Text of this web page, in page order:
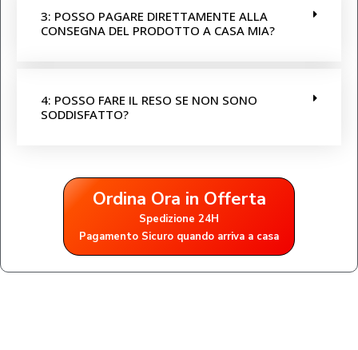
3: POSSO PAGARE DIRETTAMENTE ALLA
CONSEGNA DEL PRODOTTO A CASA MIA?
4: POSSO FARE IL RESO SE NON SONO
SODDISFATTO?
Ordina Ora in Offerta
Spedizione 24H
Pagamento Sicuro quando arriva a casa